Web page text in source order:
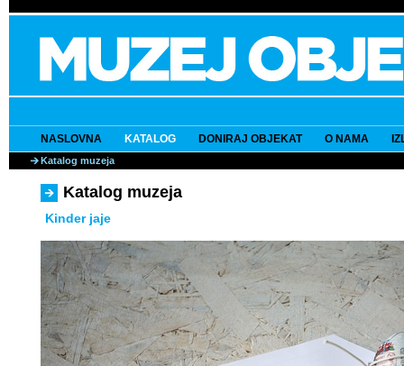
NASLOVNA KATALOG DONIRAJ OBJEKAT O NAMA
Katalog muzeja
Katalog muzeja
Kinder jaje